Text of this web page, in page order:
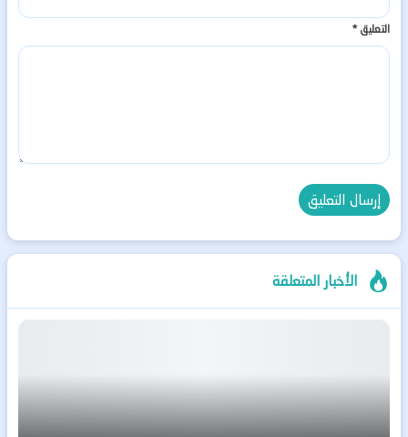
التعليق*
الأخبار المتعلقة